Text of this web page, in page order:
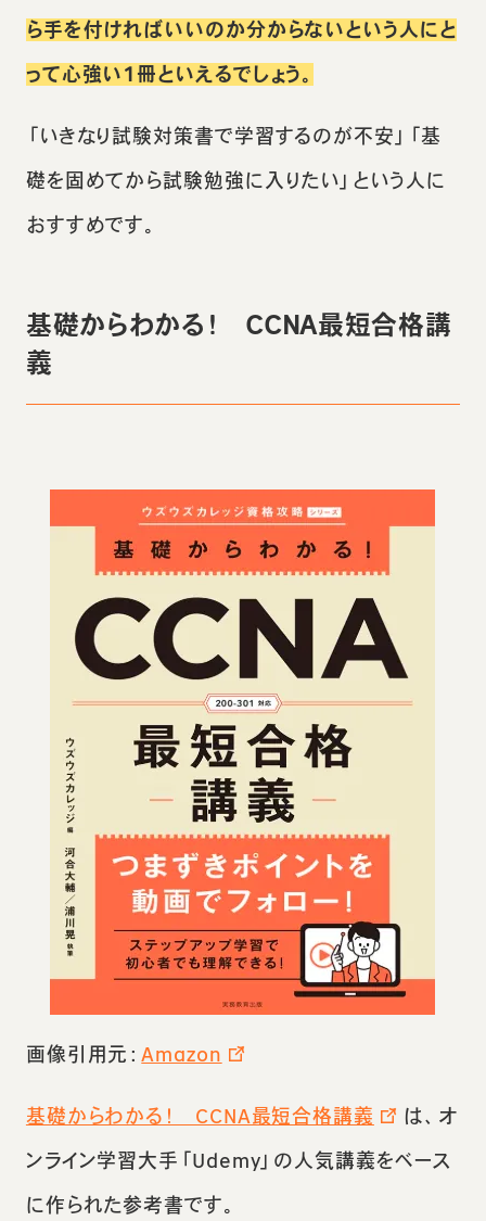
ら手を付ければいいのか分からないという人にと
って心強い1冊といえるでしょう。
「いきなり試験対策書で学習するのが不安」「基
礎を固めてから試験勉強に入りたい」という人に
おすすめです。
基礎からわかる！ CCNA最短合格講
義
画像引用元：Amazon
基礎からわかる！ CCNA最短合格講義
は、オ
ンライン学習大手「Udemy」の人気講義をベース
に作られた参考書です。